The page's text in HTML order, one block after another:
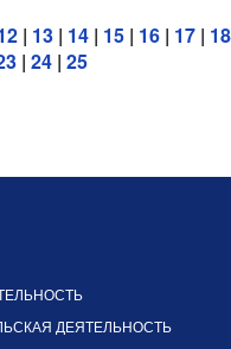
| 13| 14| 15| 16| 17| 18
| 24 | 25
ДЕЯТЕЛЬНОСТЬ